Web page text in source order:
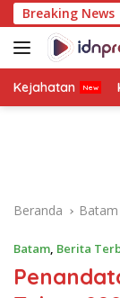
Langsung
ke
konten
Breaking News
Pastikan
Kejahatan
Beranda Batam
Batam, Berita